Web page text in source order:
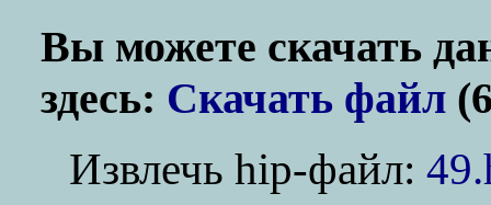
Вы можете скачать
здесь: Скачать файл
Извлечь hip-файл: